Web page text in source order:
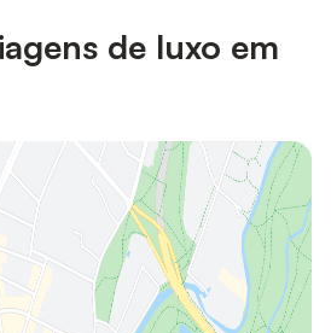
de luxo em